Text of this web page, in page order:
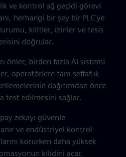
ve kontrol ağ geçidi görevi
herhangi bir şey bir PLC'ye
kilitler, izinler ve tesis
doğrular.
önler, birden fazla AI sistemi
operatörlere tam şeffaflık
dağıtımdan önce
test edilmesini sağlar.
zekayı güvenle
ve endüstriyel kontrol
korurken daha yüksek
kilidini açar.